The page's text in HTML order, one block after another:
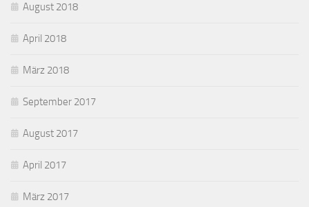
August 2018
April 2018
März 2018
September 2017
August 2017
April 2017
März 2017